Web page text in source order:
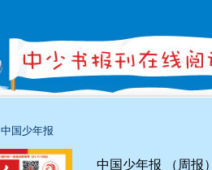
中国少年报
中国少年报 （周报